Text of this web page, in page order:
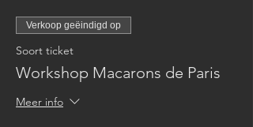
Verkoop geëindigd op
Soort ticket
Workshop Macarons de Paris
Meer info